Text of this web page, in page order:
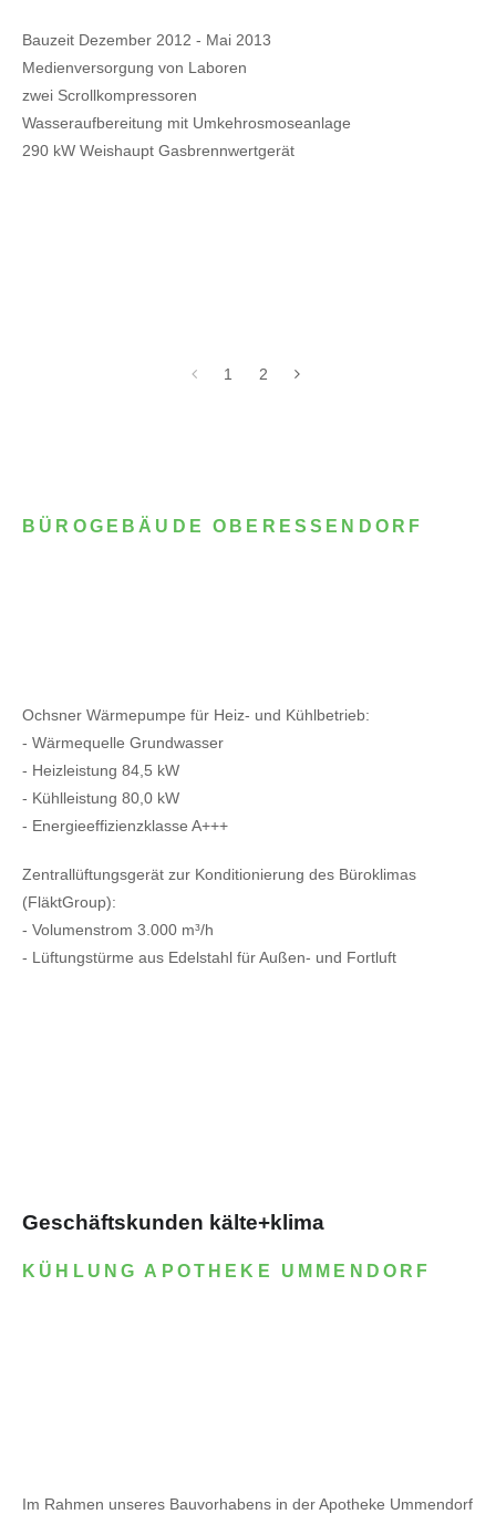
Bauzeit Dezember 2012 - Mai 2013
Medienversorgung von Laboren
zwei Scrollkompressoren
Wasseraufbereitung mit Umkehrosmoseanlage
290 kW Weishaupt Gasbrennwertgerät
1 2
BÜROGEBÄUDE OBERESSENDORF
Ochsner Wärmepumpe für Heiz- und Kühlbetrieb:
- Wärmequelle Grundwasser
- Heizleistung 84,5 kW
- Kühlleistung 80,0 kW
- Energieeffizienzklasse A+++
Zentrallüftungsgerät zur Konditionierung des Büroklimas
(FläktGroup):
- Volumenstrom 3.000 m³/h
- Lüftungstürme aus Edelstahl für Außen- und Fortluft
Geschäftskunden kälte+klima
KÜHLUNG APOTHEKE UMMENDORF
Im Rahmen unseres Bauvorhabens in der Apotheke Ummendorf